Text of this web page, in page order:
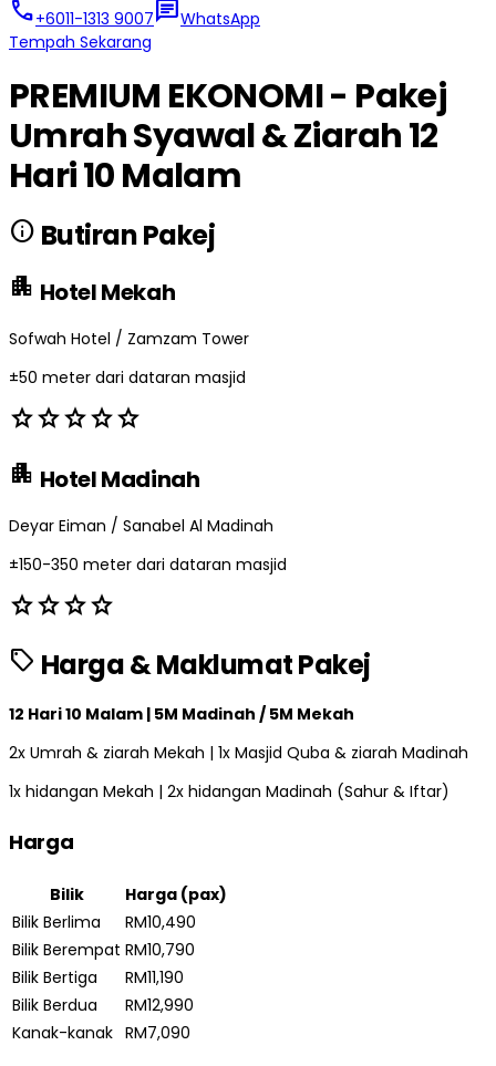
call+6011-1313 9007chatWhatsApp
Tempah Sekarang
PREMIUM EKONOMI - Pakej
Umrah Syawal & Ziarah 12
Hari 10 Malam
info Butiran Pakej
apartment Hotel Mekah
Sofwah Hotel / Zamzam Tower
±50 meter dari dataran masjid
starstarstarstarstar
apartment Hotel Madinah
Deyar Eiman / Sanabel Al Madinah
±150-350 meter dari dataran masjid
starstarstarstar
sell Harga & Maklumat Pakej
12 Hari 10 Malam | 5M Madinah / 5M Mekah
2x Umrah & ziarah Mekah | 1x Masjid Quba & ziarah Madinah
1x hidangan Mekah | 2x hidangan Madinah (Sahur & Iftar)
Harga
Bilik
Harga (pax)
Bilik Berlima
RM10,490
Bilik Berempat RM10,790
Bilik Bertiga
RM11,190
Bilik Berdua
RM12,990
Kanak-kanak RM7,090